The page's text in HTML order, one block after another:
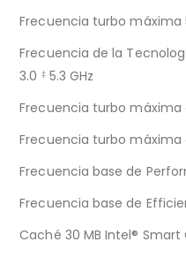
Frecuencia turbo máxima
Frecuencia de la
3.0 ‡5.3 GHz
Frecuencia turbo máxima
Frecuencia turbo
Frecuencia base de
Frecuencia base de
Caché 30 MB Intel® Smart